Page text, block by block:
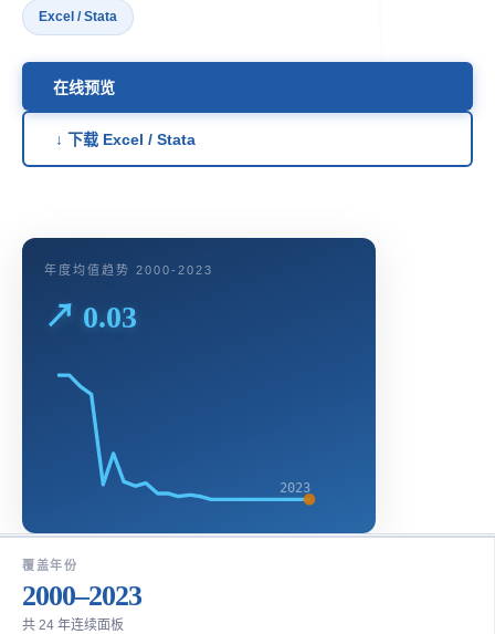
Excel / Stata
在线预览
↓ 下载 Excel / Stata
年度均值趋势 2000-2023
↗ 0.03
2023
覆盖年份
2000–2023
共 24 年连续面板